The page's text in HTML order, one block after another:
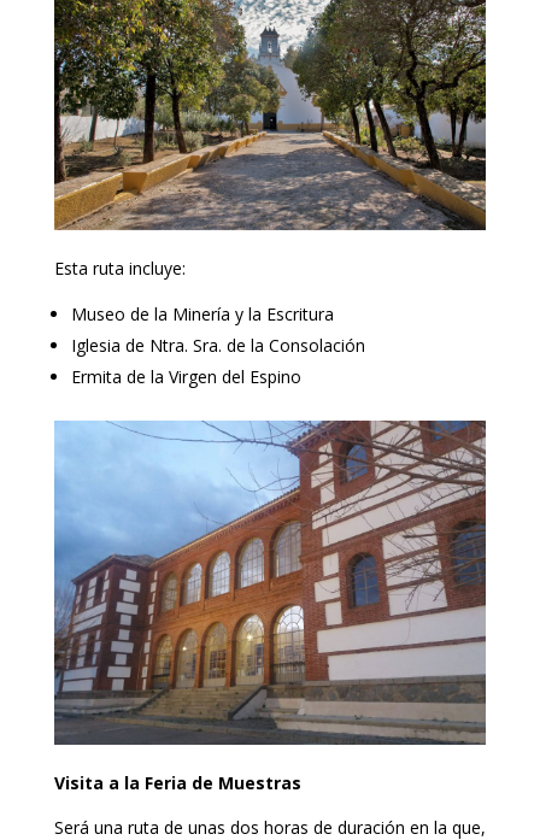
Esta ruta incluye:
Museo de la Minería y la Escritura
Iglesia de Ntra. Sra. de la Consolación
Ermita de la Virgen del Espino
Visita a la Feria de Muestras
Será una ruta de unas dos horas de duración en la que,